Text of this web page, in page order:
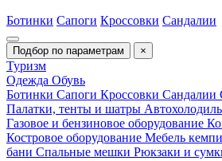
Ботинки Сапоги Кроссовки Сандалии
Подбор по параметрам ×
Туризм
Одежда Обувь
Ботинки Сапоги Кроссовки Сандалии
Палатки, тенты и шатры
Газовое и бензиновое оборудование
Костровое оборудование Мебель
бани Спальные мешки Рюкзаки и